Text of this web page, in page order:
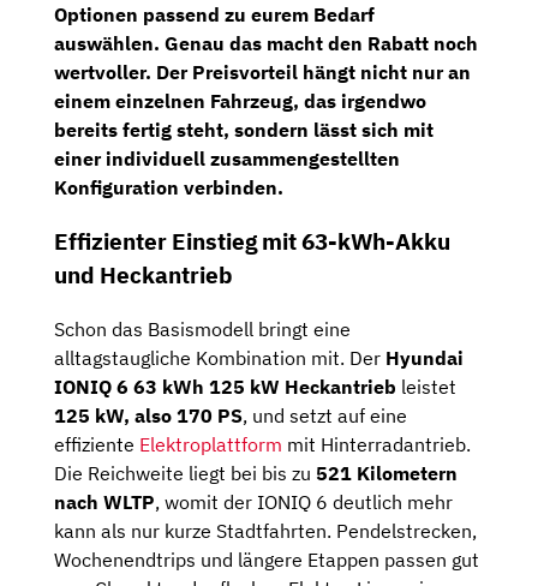
Optionen passend zu eurem Bedarf
auswählen. Genau das macht den Rabatt noch
wertvoller. Der Preisvorteil hängt nicht nur an
einem einzelnen Fahrzeug, das irgendwo
bereits fertig steht, sondern lässt sich mit
einer individuell zusammengestellten
Konfiguration verbinden.
Effizienter Einstieg mit 63-kWh-Akku
und Heckantrieb
Schon das Basismodell bringt eine
alltagstaugliche Kombination mit. Der Hyundai
IONIQ 6 63 kWh 125 kW Heckantrieb leistet
125 kW, also 170 PS, und setzt auf eine
effiziente Elektroplattform mit Hinterradantrieb.
Die Reichweite liegt bei bis zu 521 Kilometern
nach WLTP, womit der IONIQ 6 deutlich mehr
kann als nur kurze Stadtfahrten. Pendelstrecken,
Wochenendtrips und längere Etappen passen gut